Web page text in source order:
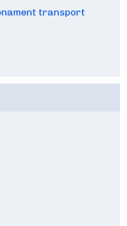
transport